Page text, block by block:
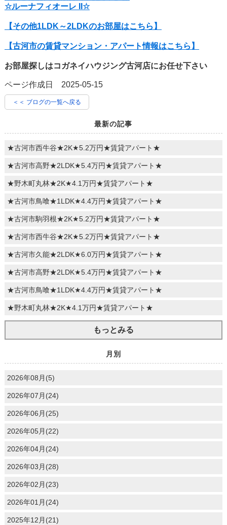
☆ルーナフィオーレ II☆
【その他1LDK～2LDKのお部屋はこちら】
【古河市の賃貸マンション・アパート情報はこちら】
お部屋探しはコガネイハウジング古河店にお任せ下さい
ページ作成日 2025-05-15
＜＜ ブログの一覧へ戻る
最新の記事
★古河市西牛谷★2K★5.2万円★賃貸アパート★
★古河市高野★2LDK★5.4万円★賃貸アパート★
★野木町丸林★2K★4.1万円★賃貸アパート★
★古河市鳥喰★1LDK★4.4万円★賃貸アパート★
★古河市駒羽根★2K★5.2万円★賃貸アパート★
★古河市西牛谷★2K★5.2万円★賃貸アパート★
★古河市久能★2LDK★6.0万円★賃貸アパート★
★古河市高野★2LDK★5.4万円★賃貸アパート★
★古河市鳥喰★1LDK★4.4万円★賃貸アパート★
★野木町丸林★2K★4.1万円★賃貸アパート★
もっとみる
月別
2026年08月(5)
2026年07月(24)
2026年06月(25)
2026年05月(22)
2026年04月(24)
2026年03月(28)
2026年02月(23)
2026年01月(24)
2025年12月(21)